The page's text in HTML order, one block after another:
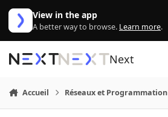
Aller au contenu
View in the app
A better way to browse. Learn more.
Next
Accueil Réseaux et Programmation